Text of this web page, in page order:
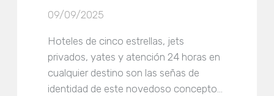
09/09/2025
Hoteles de cinco estrellas, jets
privados, yates y atención 24 horas en
cualquier destino son las señas de
identidad de este novedoso concepto…